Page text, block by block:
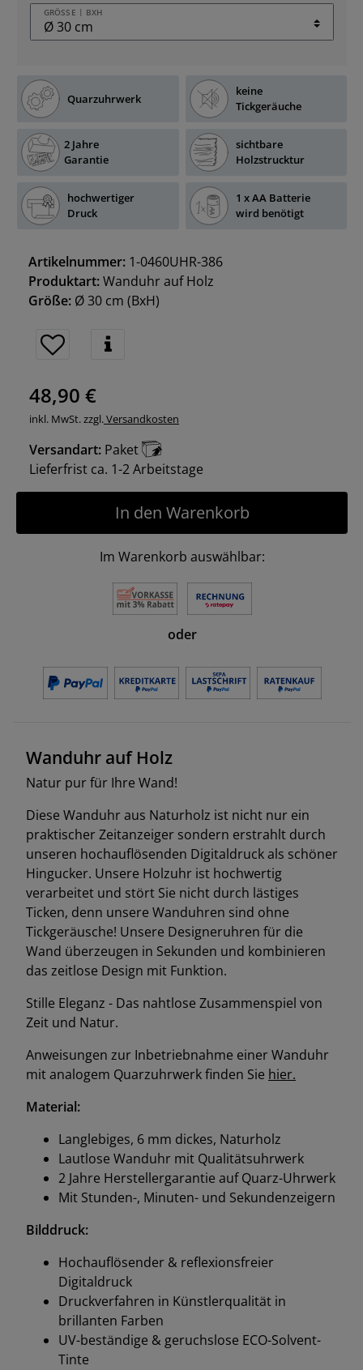
GRÖSSE | BXH
Quarzuhrwerk
keine
Tickgeräuche
2 Jahre
Garantie
sichtbare
Holzstrucktur
hochwertiger
Druck
1 x AA Batterie
wird benötigt
Artikelnummer: 1-0460UHR-386
Produktart:Wanduhr auf Holz
Größe: Ø 30 cm (BxH)
48,90 €
inkl. MwSt. zzgl.Versandkosten
Versandart: Paket
Lieferfrist ca. 1-2 Arbeitstage
In den Warenkorb
Im Warenkorb auswählbar:
oder
Wanduhr auf Holz
Natur pur für Ihre Wand!
Diese Wanduhr aus Naturholz ist nicht nur ein
praktischer Zeitanzeiger sondern erstrahlt durch
unseren hochauflösenden Digitaldruck als schöner
Hingucker. Unsere Holzuhr ist hochwertig
verarbeitet und stört Sie nicht durch lästiges
Ticken, denn unsere Wanduhren sind ohne
Tickgeräusche! Unsere Designeruhren für die
Wand überzeugen in Sekunden und kombinieren
das zeitlose Design mit Funktion.
Stille Eleganz - Das nahtlose Zusammenspiel von
Zeit und Natur.
Anweisungen zur Inbetriebnahme einer Wanduhr
mit analogem Quarzuhrwerk finden Sie hier.
Material:
Langlebiges, 6 mm dickes, Naturholz
Lautlose Wanduhr mit Qualitätsuhrwerk
2 Jahre Herstellergarantie auf Quarz-Uhrwerk
Mit Stunden-, Minuten- und Sekundenzeigern
Bilddruck:
Hochauflösender & reflexionsfreier
Digitaldruck
Druckverfahren in Künstlerqualität in
brillanten Farben
UV-beständige & geruchslose ECO-Solvent-
Tinte